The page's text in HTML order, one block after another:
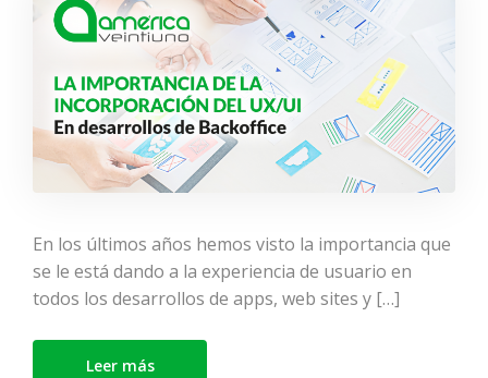
En los últimos años hemos visto la importancia que
se le está dando a la experiencia de usuario en
todos los desarrollos de apps, web sites y […]
Leer más